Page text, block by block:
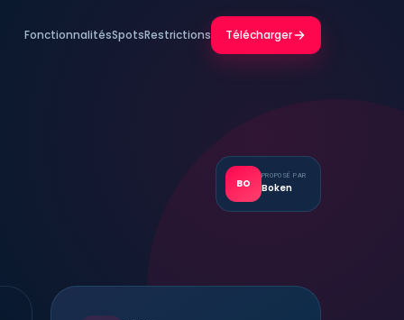
FonctionnalitésSpotsRestrictions Télécharger
BO
PROPOSÉ PAR
Boken